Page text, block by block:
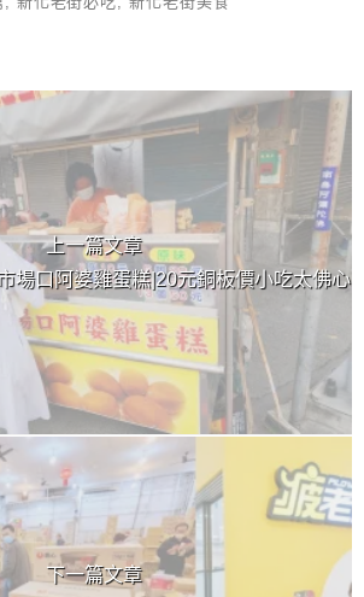
上一篇文章
場口阿婆雞蛋糕|20元銅板價小吃太佛心
下一篇文章